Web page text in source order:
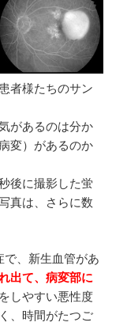
者様たちのサン
があるのは分か
変）があるのか
後に撮影した蛍
真は、さらに数
で、新生血管があ
出て、病変部に
しやすい悪性度
、時間がたつご